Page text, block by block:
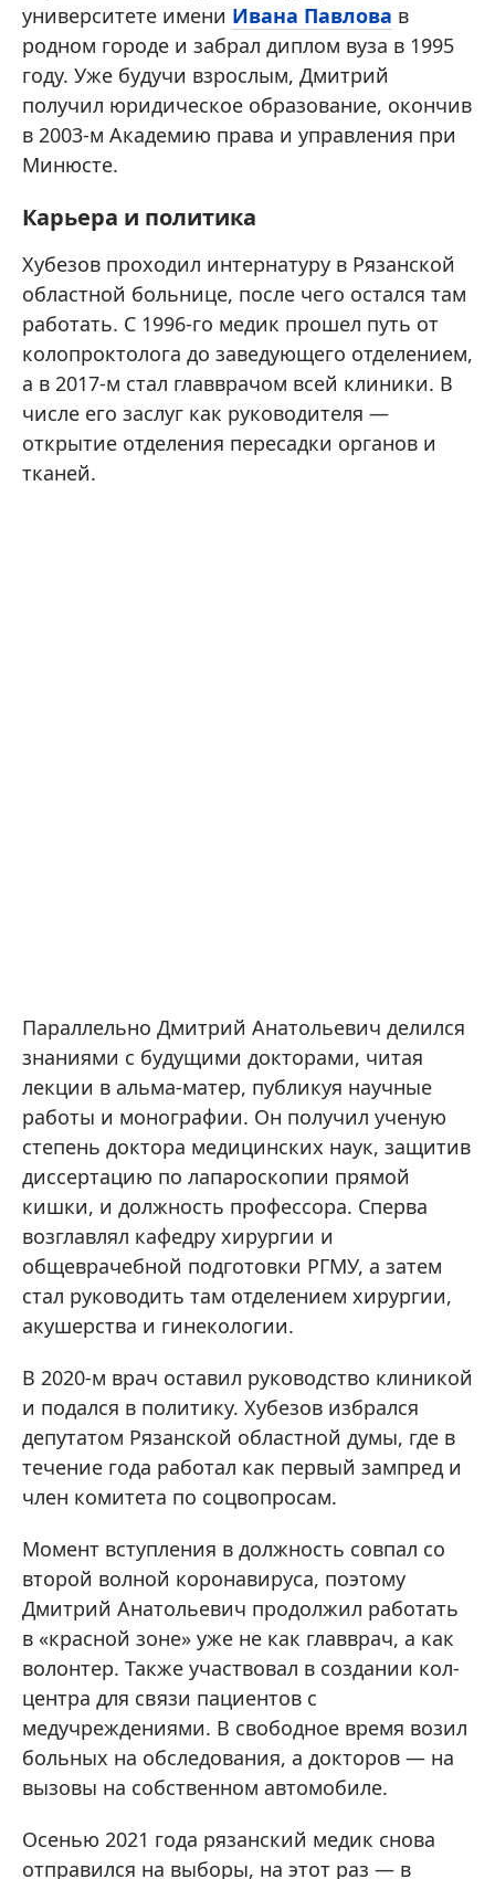
университете имени Ивана Павлова в
родном городе и забрал диплом вуза в 1995
году. Уже будучи взрослым, Дмитрий
получил юридическое образование, окончив
в 2003-м Академию права и управления при
Минюсте.
Карьера и политика
Хубезов проходил интернатуру в Рязанской
областной больнице, после чего остался там
работать. С 1996-го медик прошел путь от
колопроктолога до заведующего отделением,
а в 2017-м стал главврачом всей клиники. В
числе его заслуг как руководителя —
открытие отделения пересадки органов и
тканей.
Параллельно Дмитрий Анатольевич делился
знаниями с будущими докторами, читая
лекции в альма-матер, публикуя научные
работы и монографии. Он получил ученую
степень доктора медицинских наук, защитив
диссертацию по лапароскопии прямой
кишки, и должность профессора. Сперва
возглавлял кафедру хирургии и
общеврачебной подготовки РГМУ, а затем
стал руководить там отделением хирургии,
акушерства и гинекологии.
В 2020-м врач оставил руководство клиникой
и подался в политику. Хубезов избрался
депутатом Рязанской областной думы, где в
течение года работал как первый зампред и
член комитета по соцвопросам.
Момент вступления в должность совпал со
второй волной коронавируса, поэтому
Дмитрий Анатольевич продолжил работать
в «красной зоне» уже не как главврач, а как
волонтер. Также участвовал в создании кол-
центра для связи пациентов с
медучреждениями. В свободное время возил
больных на обследования, а докторов — на
вызовы на собственном автомобиле.
Осенью 2021 года рязанский медик снова
отправился на выборы, на этот раз — в